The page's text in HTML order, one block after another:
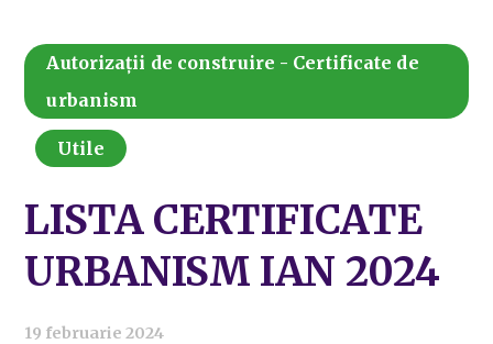
Autorizații de construire - Certificate de
urbanism
Utile
LISTA CERTIFICATE
URBANISM IAN 2024
19 februarie 2024